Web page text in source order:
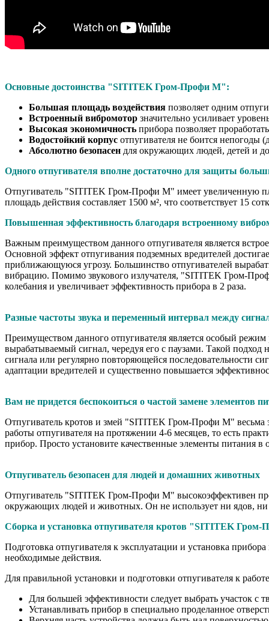
Основные достоинства "SITITEK Гром-Профи М":
Большая площадь воздействия позволяет одним
Встроенный вибромотор значительно усиливает
Высокая экономичность прибора позволяет
Водостойкий корпус отпугивателя не боится непогоды
Абсолютно безопасен для окружающих людей, детей и
Одного отпугивателя вполне достаточно для защиты
Отпугиватель "SITITEK Гром-Профи М" имеет увеличенную
площадь действия составляет 1500 м², что соответствует 15
Повышенная эффективность благодаря встроенному
Важным преимуществом данного отпугивателя является
Основной эффект отпугивания подземных вредителей
приближающуюся угрозу. Большинство отпугивателей
вибрацию. Помимо звукового излучателя, "SITITEK Гром-
колебания и увеличивает эффективность прибора в 2 раза.
Разные частоты звука и переменный интервал между
Преимуществом данного отпугивателя является особый
вырабатываемый сигнал, чередуя его с паузами. Такой
сигнала или регулярно повторяющейся последовательности
адаптации вредителей и существенно повышается
Вам не придется беспокоиться о частой замене элементов
Отпугиватель кротов и змей "SITITEK Гром-Профи М" весьма
работы отпугивателя на протяжении 4-6 месяцев, то есть
прибор. Просто установите качественные элементы питания
Отпугиватель безопасен для людей и домашних животных
Отпугиватель "SITITEK Гром-Профи М" высокоэффективен
окружающих людей и животных. Он не использует ни ядов, ни
Сборка и установка отпугивателя кротов "SITITEK
Подготовка отпугивателя к эксплуатации и установка
необходимые действия.
Для правильной установки и подготовки отпугивателя к
Для большей эффективности следует выбрать участок с
Устанавливать прибор в специально проделанное